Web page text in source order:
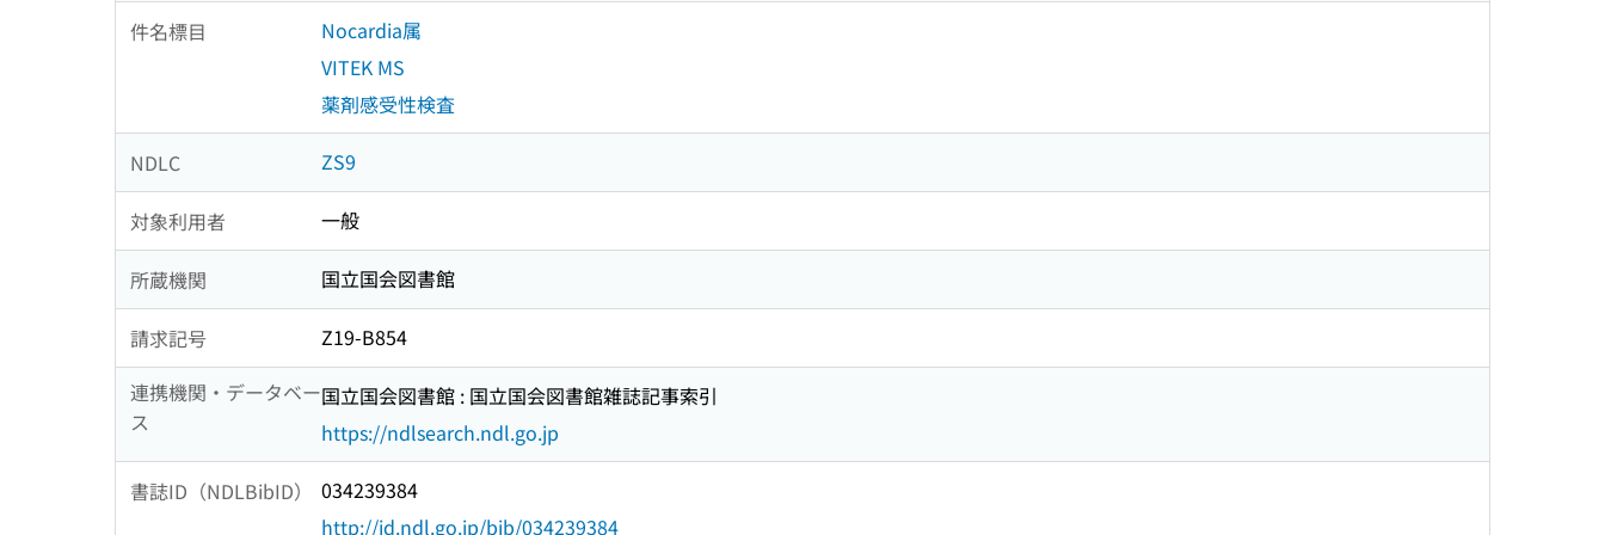
件名標目
Nocardia属
VITEK MS
薬剤感受性検査
NDLC ZS9
対象利用者 一般
所蔵機関 国立国会図書館
請求記号
Z19-B854
連携機関・データベー
ス
国立国会図書館 : 国立国会図書館雑誌記事索引
https://ndlsearch.ndl.go.jp
書誌ID（NDLBibID）
034239384
http://id.ndl.go.jp/bib/034239384